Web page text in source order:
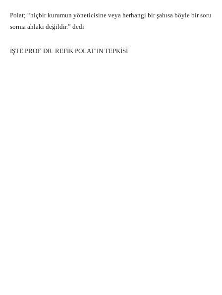
Polat; “hiçbir kurumun yöneticisine veya herhangi bir şahısa böyle bir soru
sorma ahlaki değildir.” dedi
İŞTE PROF. DR. REFİK POLAT’IN TEPKİSİ